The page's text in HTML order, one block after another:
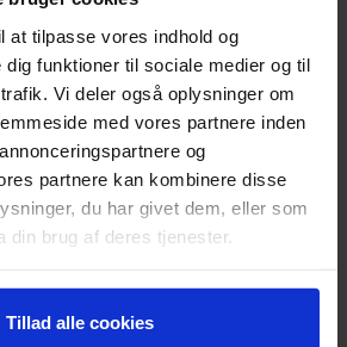
at tilpasse vores indhold og
dig funktioner til sociale medier og til
Vi deler også oplysninger om
med vores partnere inden
og
partnere kan kombinere disse
du har givet dem, eller som
din brug af deres tjenester.
Tillad alle cookies
INDGÅR
SAMARBEJDE